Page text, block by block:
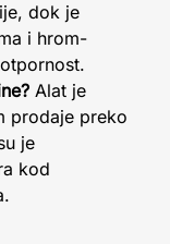
dok je
i hrom-
Alat je
prodaje preko
je
kod